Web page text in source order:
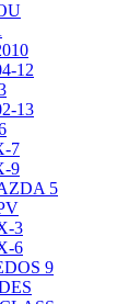
12
13
7
9
5
3
6
9